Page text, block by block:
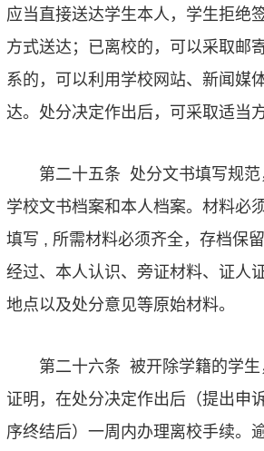
应当直接送达学生本人，学生拒绝
方式送达；已离校的，可以采取邮
系的，可以利用学校网站、新闻媒
达。处分决定作出后，可采取适当
第二十五条 处分文书填写规
学校文书档案和本人档案。材料必
填写 , 所需材料必须齐全，存档保
经过、本人认识、旁证材料、证人
地点以及处分意见等原始材料。
第二十六条 被开除学籍的学
证明，在处分决定作出后（提出申
序终结后）一周内办理离校手续。